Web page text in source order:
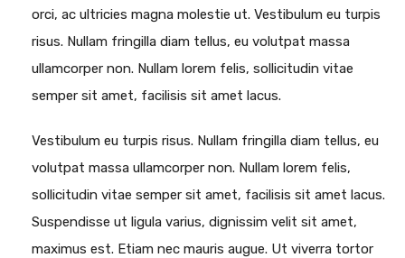
orci, ac ultricies magna molestie ut. Vestibulum eu turpis
risus. Nullam fringilla diam tellus, eu volutpat massa
ullamcorper non. Nullam lorem felis, sollicitudin vitae
semper sit amet, facilisis sit amet lacus.
Vestibulum eu turpis risus. Nullam fringilla diam tellus, eu
volutpat massa ullamcorper non. Nullam lorem felis,
sollicitudin vitae semper sit amet, facilisis sit amet lacus.
Suspendisse ut ligula varius, dignissim velit sit amet,
maximus est. Etiam nec mauris augue. Ut viverra tortor